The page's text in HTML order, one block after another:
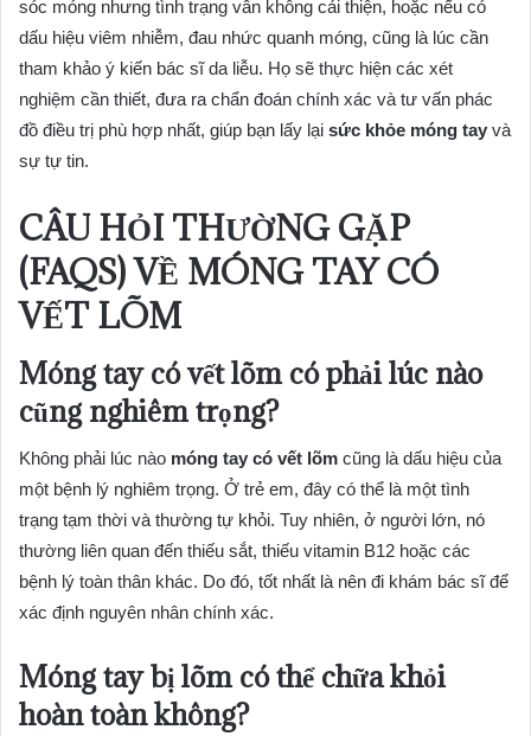
sóc móng nhưng tình trạng vẫn không cải thiện, hoặc nếu có
dấu hiệu viêm nhiễm, đau nhức quanh móng, cũng là lúc cần
tham khảo ý kiến bác sĩ da liễu. Họ sẽ thực hiện các xét
nghiệm cần thiết, đưa ra chẩn đoán chính xác và tư vấn phác
đồ điều trị phù hợp nhất, giúp bạn lấy lại sức khỏe móng tay và
sự tự tin.
CÂU HỎI THƯỜNG GẶP
(FAQS) VỀ MÓNG TAY CÓ
VẾT LÕM
Móng tay có vết lõm có phải lúc nào
cũng nghiêm trọng?
Không phải lúc nào móng tay có vết lõm cũng là dấu hiệu của
một bệnh lý nghiêm trọng. Ở trẻ em, đây có thể là một tình
trạng tạm thời và thường tự khỏi. Tuy nhiên, ở người lớn, nó
thường liên quan đến thiếu sắt, thiếu vitamin B12 hoặc các
bệnh lý toàn thân khác. Do đó, tốt nhất là nên đi khám bác sĩ để
xác định nguyên nhân chính xác.
Móng tay bị lõm có thể chữa khỏi
hoàn toàn không?